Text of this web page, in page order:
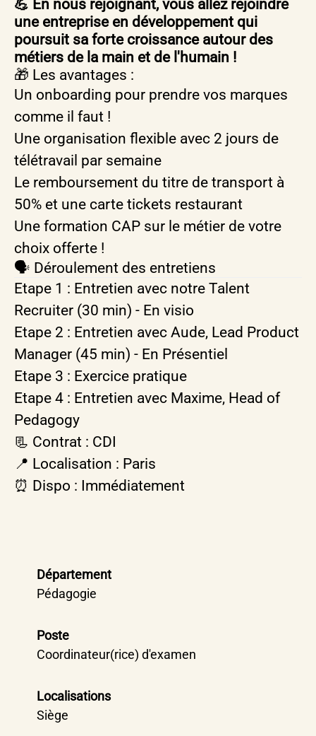
💪 En nous rejoignant, vous allez rejoindre
une entreprise en développement qui
poursuit sa forte croissance autour des
métiers de la main et de l'humain !
🎁 Les avantages :
Un onboarding pour prendre vos marques
comme il faut !
Une organisation flexible avec 2 jours de
télétravail par semaine
Le remboursement du titre de transport à
50% et une carte tickets restaurant
Une formation CAP sur le métier de votre
choix offerte !
🗣️ Déroulement des entretiens
Etape 1 : Entretien avec notre Talent
Recruiter (30 min) - En visio
Etape 2 : Entretien avec Aude, Lead Product
Manager (45 min) - En Présentiel
Etape 3 : Exercice pratique
Etape 4 : Entretien avec Maxime, Head of
Pedagogy
📃 Contrat : CDI
📍 Localisation : Paris
⏰ Dispo : Immédiatement
Département
Pédagogie
Poste
Coordinateur(rice) d'examen
Localisations
Siège